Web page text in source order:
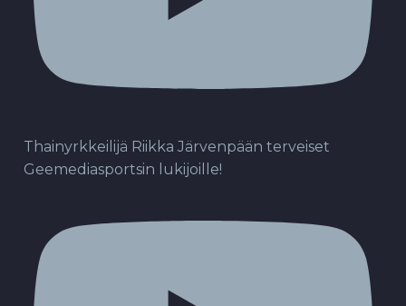
Thainyrkkeilijä Riikka Järvenpään terveiset
Geemediasportsin lukijoille!